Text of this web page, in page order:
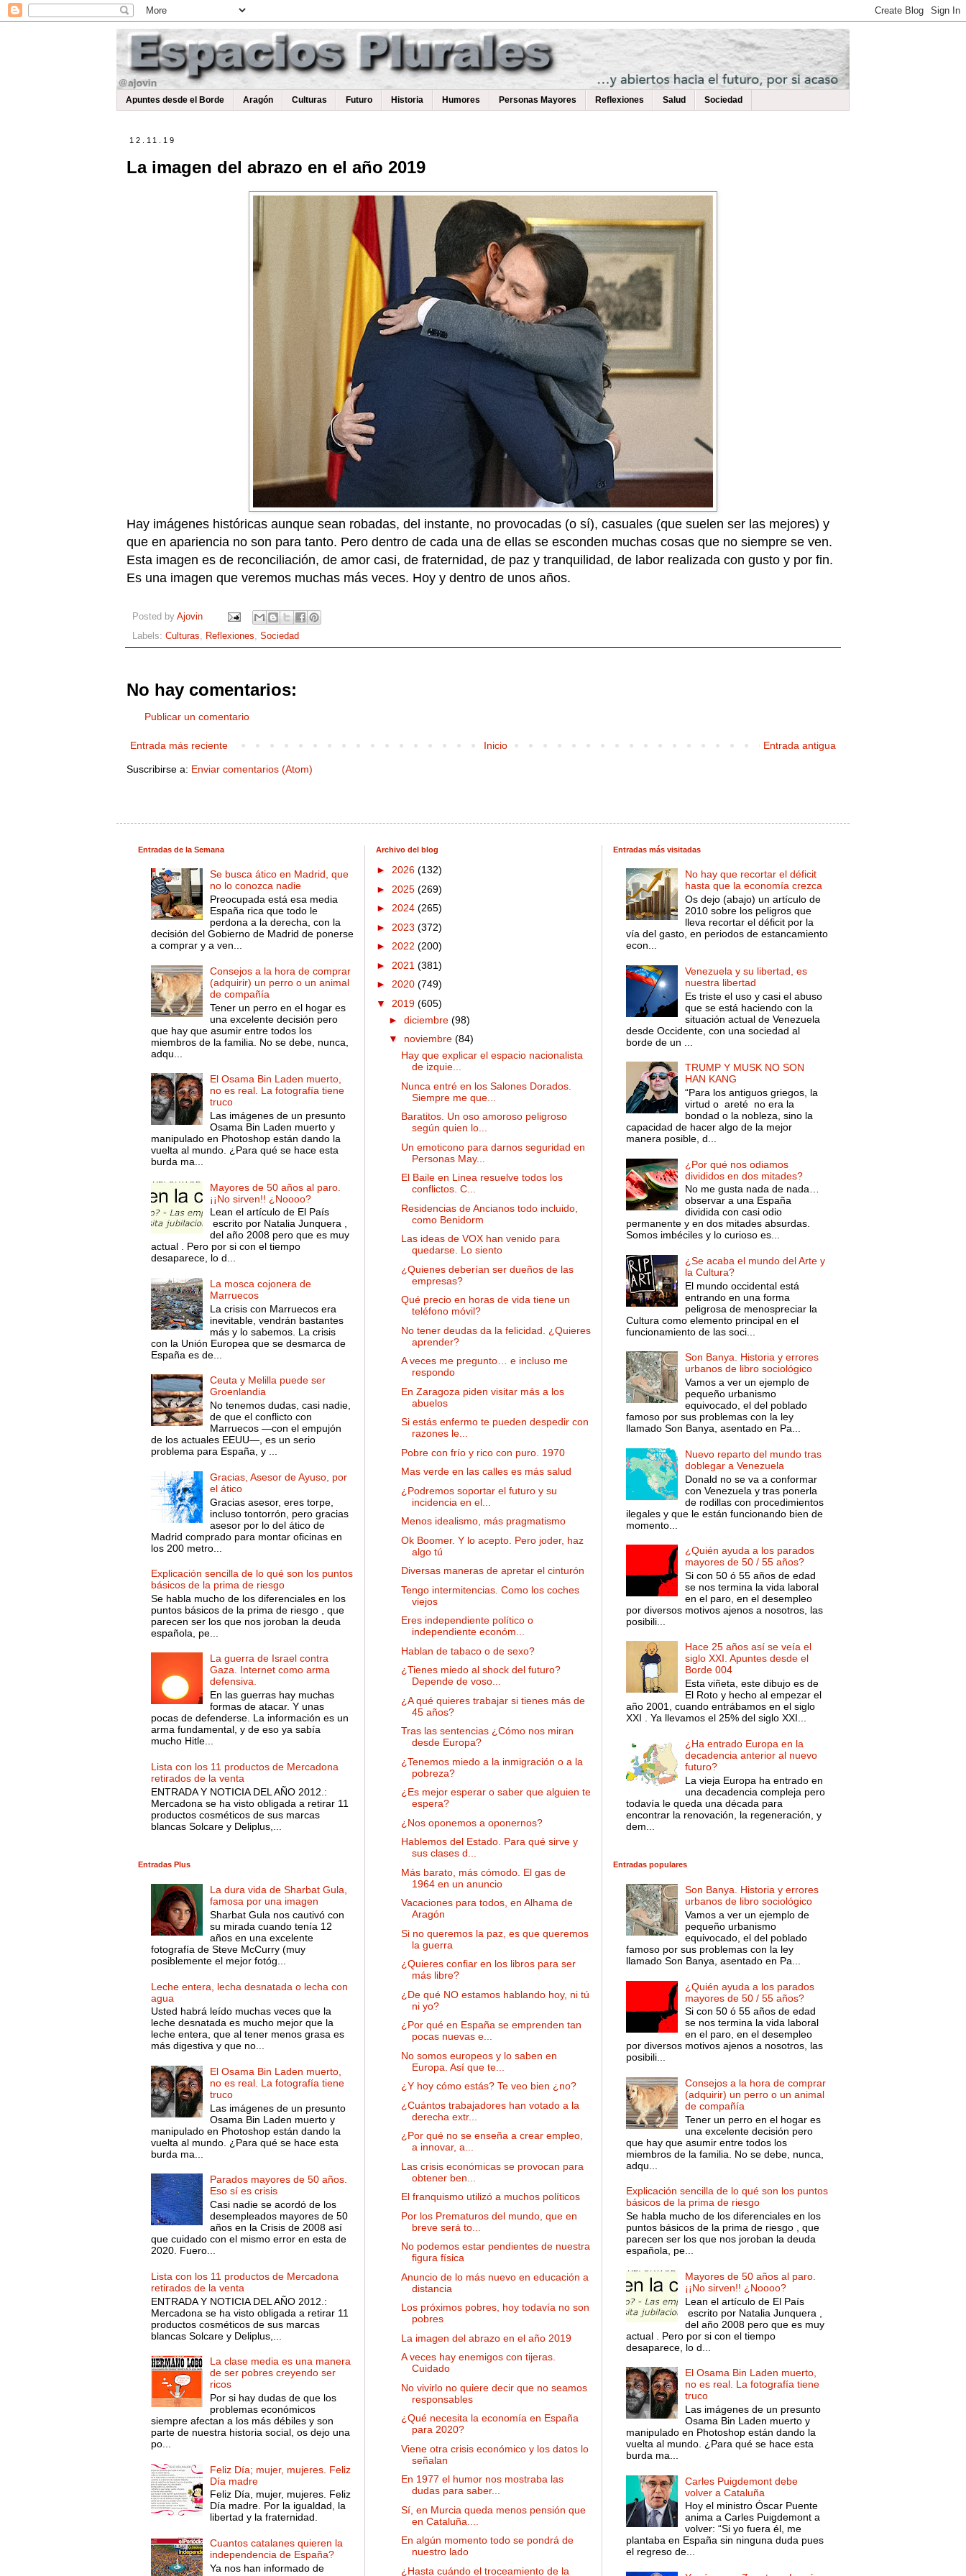
Apuntes desde el Borde Aragón Culturas Futuro Historia Humores Personas Mayores Reflexiones Salud Sociedad
12.11.19
La imagen del abrazo en el año 2019
Hay imágenes históricas aunque sean robadas, del instante, no provocadas (o sí), casuales (que suelen ser las mejores) y
que en apariencia no son para tanto. Pero dentro de cada una de ellas se esconden muchas cosas que no siempre se ven.
Esta imagen es de reconciliación, de amor casi, de fraternidad, de paz y tranquilidad, de labor realizada con gusto y por fin.
Es una imagen que veremos muchas más veces. Hoy y dentro de unos años.
Posted by Ajovin
Labels: Culturas Reflexiones Sociedad
No hay comentarios:
Publicar un comentario
Entrada más reciente Entrada antigua
Inicio
Suscribirse a: Enviar comentarios (Atom)
Entradas de la Semana
Se busca ático en Madrid, que
no lo conozca nadie
Preocupada está esa media
España rica que todo le
perdona a la derecha, con la
decisión del Gobierno de Madrid de ponerse
a comprar y a ven...
Consejos a la hora de comprar
(adquirir) un perro o un animal
de compañía
Tener un perro en el hogar es
una excelente decisión pero
que hay que asumir entre todos los
miembros de la familia. No se debe, nunca,
adqu...
El Osama Bin Laden muerto,
no es real. La fotografía tiene
truco
Las imágenes de un presunto
Osama Bin Laden muerto y
manipulado en Photoshop están dando la
vuelta al mundo. ¿Para qué se hace esta
burda ma...
Mayores de 50 años al paro.
¡¡No sirven!! ¿Noooo?
Lean el artículo de El País
escrito por Natalia Junquera ,
del año 2008 pero que es muy
actual . Pero por si con el tiempo
desaparece, lo d...
La mosca cojonera de
Marruecos
La crisis con Marruecos era
inevitable, vendrán bastantes
más y lo sabemos. La crisis
con la Unión Europea que se desmarca de
España es de...
Ceuta y Melilla puede ser
Groenlandia
No tenemos dudas, casi nadie,
de que el conflicto con
Marruecos —con el empujón
de los actuales EEUU—, es un serio
problema para España, y ...
Gracias, Asesor de Ayuso, por
el ático
Gracias asesor, eres torpe,
incluso tontorrón, pero gracias
asesor por lo del ático de
Madrid comprado para montar oficinas en
los 200 metro...
Explicación sencilla de lo qué son los puntos
básicos de la prima de riesgo
Se habla mucho de los diferenciales en los
puntos básicos de la prima de riesgo , que
parecen ser los que nos joroban la deuda
española, pe...
La guerra de Israel contra
Gaza. Internet como arma
defensiva.
En las guerras hay muchas
formas de atacar. Y unas
pocas de defenderse. La información es un
arma fundamental, y de eso ya sabía
mucho Hitle...
Lista con los 11 productos de Mercadona
retirados de la venta
ENTRADA Y NOTICIA DEL AÑO 2012.:
Mercadona se ha visto obligada a retirar 11
productos cosméticos de sus marcas
blancas Solcare y Deliplus,...
Entradas Plus
La dura vida de Sharbat Gula,
famosa por una imagen
Sharbat Gula nos cautivó con
su mirada cuando tenía 12
años en una excelente
fotografía de Steve McCurry (muy
posiblemente el mejor fotóg...
Leche entera, lecha desnatada o lecha con
agua
Usted habrá leído muchas veces que la
leche desnatada es mucho mejor que la
leche entera, que al tener menos grasa es
más digestiva y que no...
El Osama Bin Laden muerto,
no es real. La fotografía tiene
truco
Las imágenes de un presunto
Osama Bin Laden muerto y
manipulado en Photoshop están dando la
vuelta al mundo. ¿Para qué se hace esta
burda ma...
Parados mayores de 50 años.
Eso sí es crisis
Casi nadie se acordó de los
desempleados mayores de 50
años en la Crisis de 2008 así
que cuidado con el mismo error en esta de
2020. Fuero...
Lista con los 11 productos de Mercadona
retirados de la venta
ENTRADA Y NOTICIA DEL AÑO 2012.:
Mercadona se ha visto obligada a retirar 11
productos cosméticos de sus marcas
blancas Solcare y Deliplus,...
La clase media es una manera
de ser pobres creyendo ser
ricos
Por si hay dudas de que los
problemas económicos
siempre afectan a los más débiles y son
parte de nuestra historia social, os dejo una
po...
Feliz Día; mujer, mujeres. Feliz
Día madre
Feliz Día, mujer, mujeres. Feliz
Día madre. Por la igualdad, la
libertad y la fraternidad.
Cuantos catalanes quieren la
independencia de España?
Ya nos han informado de
Archivo del blog
► 2026 (132)
► 2025 (269)
► 2024 (265)
► 2023 (372)
► 2022 (200)
► 2021 (381)
► 2020 (749)
▼ 2019 (605)
► diciembre (98)
▼ noviembre (84)
Hay que explicar el espacio nacionalista
de izquie...
Nunca entré en los Salones Dorados.
Siempre me que...
Baratitos. Un oso amoroso peligroso
según quien lo...
Un emoticono para darnos seguridad en
Personas May...
El Baile en Linea resuelve todos los
conflictos. C...
Residencias de Ancianos todo incluido,
como Benidorm
Las ideas de VOX han venido para
quedarse. Lo siento
¿Quienes deberían ser dueños de las
empresas?
Qué precio en horas de vida tiene un
teléfono móvil?
No tener deudas da la felicidad. ¿Quieres
aprender?
A veces me pregunto… e incluso me
respondo
En Zaragoza piden visitar más a los
abuelos
Si estás enfermo te pueden despedir con
razones le...
Pobre con frío y rico con puro. 1970
Mas verde en las calles es más salud
¿Podremos soportar el futuro y su
incidencia en el...
Menos idealismo, más pragmatismo
Ok Boomer. Y lo acepto. Pero joder, haz
algo tú
Diversas maneras de apretar el cinturón
Tengo intermitencias. Como los coches
viejos
Eres independiente político o
independiente económ...
Hablan de tabaco o de sexo?
¿Tienes miedo al shock del futuro?
Depende de voso...
¿A qué quieres trabajar si tienes más de
45 años?
Tras las sentencias ¿Cómo nos miran
desde Europa?
¿Tenemos miedo a la inmigración o a la
pobreza?
¿Es mejor esperar o saber que alguien te
espera?
¿Nos oponemos a oponernos?
Hablemos del Estado. Para qué sirve y
sus clases d...
Más barato, más cómodo. El gas de
1964 en un anuncio
Vacaciones para todos, en Alhama de
Aragón
Si no queremos la paz, es que queremos
la guerra
¿Quieres confiar en los libros para ser
más libre?
¿De qué NO estamos hablando hoy, ni tú
ni yo?
¿Por qué en España se emprenden tan
pocas nuevas e...
No somos europeos y lo saben en
Europa. Así que te...
¿Y hoy cómo estás? Te veo bien ¿no?
¿Cuántos trabajadores han votado a la
derecha extr...
¿Por qué no se enseña a crear empleo,
a innovar, a...
Las crisis económicas se provocan para
obtener ben...
El franquismo utilizó a muchos políticos
Por los Prematuros del mundo, que en
breve será to...
No podemos estar pendientes de nuestra
figura física
Anuncio de lo más nuevo en educación a
distancia
Los próximos pobres, hoy todavía no son
pobres
La imagen del abrazo en el año 2019
A veces hay enemigos con tijeras.
Cuidado
No vivirlo no quiere decir que no seamos
responsables
¿Qué necesita la economía en España
para 2020?
Viene otra crisis económico y los datos lo
señalan
En 1977 el humor nos mostraba las
dudas para saber...
Sí, en Murcia queda menos pensión que
en Cataluña....
En algún momento todo se pondrá de
nuestro lado
¿Hasta cuándo el troceamiento de la
Entradas más visitadas
No hay que recortar el déficit
hasta que la economía crezca
Os dejo (abajo) un artículo de
2010 sobre los peligros que
lleva recortar el déficit por la
vía del gasto, en periodos de estancamiento
econ...
Venezuela y su libertad, es
nuestra libertad
Es triste el uso y casi el abuso
que se está haciendo con la
situación actual de Venezuela
desde Occidente, con una sociedad al
borde de un ...
TRUMP Y MUSK NO SON
HAN KANG
“Para los antiguos griegos, la
virtud o areté no era la
bondad o la nobleza, sino la
capacidad de hacer algo de la mejor
manera posible, d...
¿Por qué nos odiamos
divididos en dos mitades?
No me gusta nada de nada…
observar a una España
dividida con casi odio
permanente y en dos mitades absurdas.
Somos imbéciles y lo curioso es...
¿Se acaba el mundo del Arte y
la Cultura?
El mundo occidental está
entrando en una forma
peligrosa de menospreciar la
Cultura como elemento principal en el
funcionamiento de las soci...
Son Banya. Historia y errores
urbanos de libro sociológico
Vamos a ver un ejemplo de
pequeño urbanismo
equivocado, el del poblado
famoso por sus problemas con la ley
llamado Son Banya, asentado en Pa...
Nuevo reparto del mundo tras
doblegar a Venezuela
Donald no se va a conformar
con Venezuela y tras ponerla
de rodillas con procedimientos
ilegales y que le están funcionando bien de
momento...
¿Quién ayuda a los parados
mayores de 50 / 55 años?
Si con 50 ó 55 años de edad
se nos termina la vida laboral
en el paro, en el desempleo
por diversos motivos ajenos a nosotros, las
posibili...
Hace 25 años así se veía el
siglo XXI. Apuntes desde el
Borde 004
Esta viñeta, este dibujo es de
El Roto y hecho al empezar el
año 2001, cuando entrábamos en el siglo
XXI . Ya llevamos el 25% del siglo XXI...
¿Ha entrado Europa en la
decadencia anterior al nuevo
futuro?
La vieja Europa ha entrado en
una decadencia compleja pero
todavía le queda una década para
encontrar la renovación, la regeneración, y
dem...
Entradas populares
Son Banya. Historia y errores
urbanos de libro sociológico
Vamos a ver un ejemplo de
pequeño urbanismo
equivocado, el del poblado
famoso por sus problemas con la ley
llamado Son Banya, asentado en Pa...
¿Quién ayuda a los parados
mayores de 50 / 55 años?
Si con 50 ó 55 años de edad
se nos termina la vida laboral
en el paro, en el desempleo
por diversos motivos ajenos a nosotros, las
posibili...
Consejos a la hora de comprar
(adquirir) un perro o un animal
de compañía
Tener un perro en el hogar es
una excelente decisión pero
que hay que asumir entre todos los
miembros de la familia. No se debe, nunca,
adqu...
Explicación sencilla de lo qué son los puntos
básicos de la prima de riesgo
Se habla mucho de los diferenciales en los
puntos básicos de la prima de riesgo , que
parecen ser los que nos joroban la deuda
española, pe...
Mayores de 50 años al paro.
¡¡No sirven!! ¿Noooo?
Lean el artículo de El País
escrito por Natalia Junquera ,
del año 2008 pero que es muy
actual . Pero por si con el tiempo
desaparece, lo d...
El Osama Bin Laden muerto,
no es real. La fotografía tiene
truco
Las imágenes de un presunto
Osama Bin Laden muerto y
manipulado en Photoshop están dando la
vuelta al mundo. ¿Para qué se hace esta
burda ma...
Carles Puigdemont debe
volver a Cataluña
Hoy el ministro Óscar Puente
anima a Carles Puigdemont a
volver: “Si yo fuera él, me
plantaba en España sin ninguna duda pues
el regreso de...